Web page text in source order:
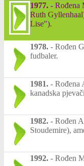
1977. - Rođena
Ruth
Lise").
1978. - Rođen
fudbaler.
1981. - Rođena
kanadska
1982. - Rođen
Stoudemire),
1992. - Rođen